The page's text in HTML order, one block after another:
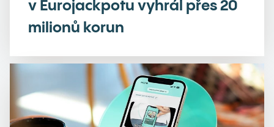
v Eurojackpotu vyhrál přes 20
milionů korun